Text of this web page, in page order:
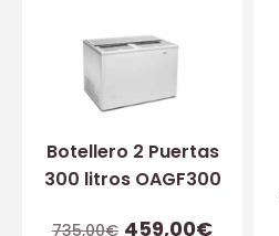
Botellero 2 Puertas
300 litros OAGF300
735,00€ 459,00€